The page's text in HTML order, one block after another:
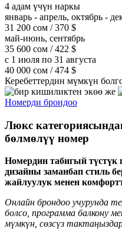
4 адам үчүн наркы
январь - апрель, октябрь -
31 200 сом / 370 $
май-июнь, сентябрь
35 600 сом / 422 $
с 1 июля по 31 августа
40 000 сом / 474 $
Керебеттердин мүмкүн
же
Номерди брондоо
Люкс
бөлмөлүү номер
Номердин табигый
дизайны заманбап стиль
жайлуулук менен
Онлайн брондоо учурунда
болсо, программа балкону
мүмкүн, сөзсүз